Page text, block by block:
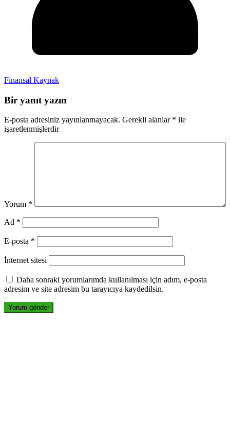
Finansal Kaynak
Bir yanıt yazın
E-posta adresiniz yayınlanmayacak. Gerekli alanlar * ile
işaretlenmişlerdir
Yorum *
Ad *
E-posta *
İnternet sitesi
Daha sonraki yorumlarımda kullanılması için adım, e-posta
adresim ve site adresim bu tarayıcıya kaydedilsin.